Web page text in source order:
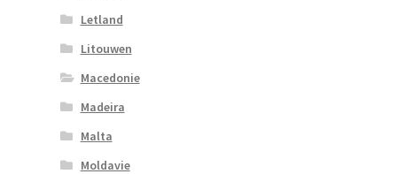
Letland
Litouwen
Macedonie
Madeira
Malta
Moldavie